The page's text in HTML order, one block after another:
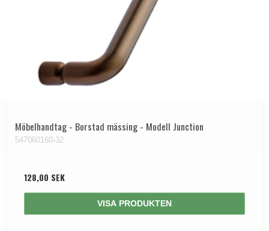
Möbelhandtag - Borstad mässing - Modell Junction
547060160-32
128,00 SEK
VISA PRODUKTEN